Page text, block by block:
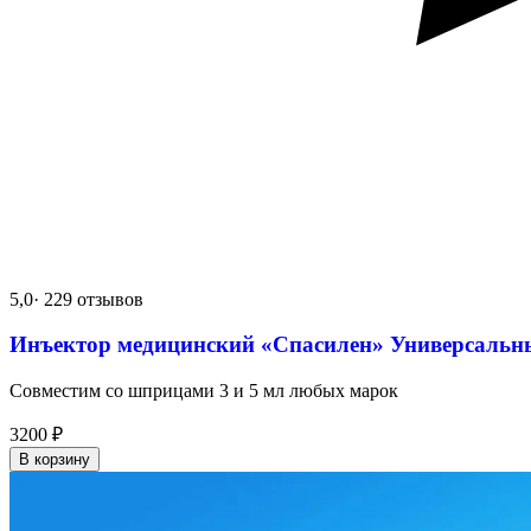
5,0· 229 отзывов
Инъектор медицинский «Спасилен»
Совместим со шприцами 3 и 5 мл любых марок
3200 ₽
В корзину